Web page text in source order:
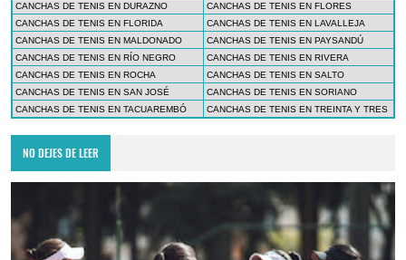
CANCHAS DE TENIS EN DURAZNO
CANCHAS DE TENIS EN FLORES
CANCHAS DE TENIS EN FLORIDA
CANCHAS DE TENIS EN LAVALLEJA
CANCHAS DE TENIS EN MALDONADO
CANCHAS DE TENIS EN PAYSANDÚ
CANCHAS DE TENIS EN RÍO NEGRO
CANCHAS DE TENIS EN RIVERA
CANCHAS DE TENIS EN ROCHA
CANCHAS DE TENIS EN SALTO
CANCHAS DE TENIS EN SAN JOSÉ
CANCHAS DE TENIS EN SORIANO
CANCHAS DE TENIS EN TACUAREMBÓ
CANCHAS DE TENIS EN TREINTA Y TRES
NO DEJES DE LEER